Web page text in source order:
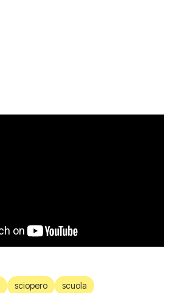
sciopero scuola